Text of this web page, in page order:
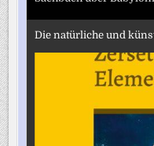
Die natürliche und